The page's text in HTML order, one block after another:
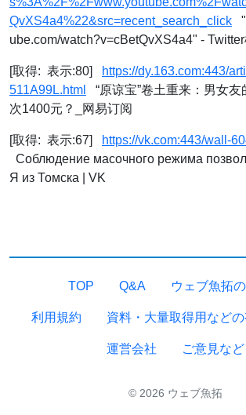
QvXS4a4%22&src=recent_search_click
ube.com/watch?v=cBetQvXS4a4" -
[取得: 表示:80]
https://dy.163.com:443/
511A99L.html
“原谅宝”卷土重来：男女
次1400元？_网易订阅
[取得: 表示:67]
https://vk.com:443/wall-
Соблюдение масочного режима
Я из Томска | VK
TOP Q&A ウェブ魚拓
利用規約 資料・大量取得用など
運営会社 ご意見など
© 2026 ウェブ魚拓